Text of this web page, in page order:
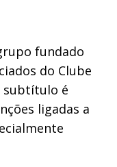
fundado
do Clube
subtítulo é
ligadas a